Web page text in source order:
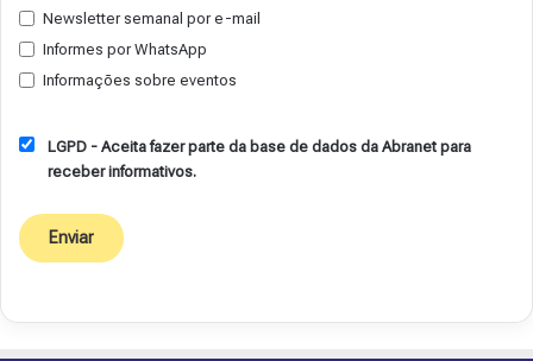
Newsletter semanal por e-mail
Informes por WhatsApp
Informações sobre eventos
LGPD - Aceita fazer parte da base de dados da Abranet para
receber informativos.